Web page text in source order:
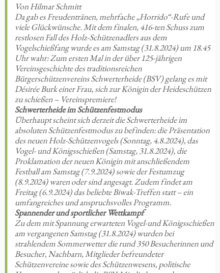
Von Hilmar Schmitt
Da gab es Freudentränen, mehrfache „Horrido“-Rufe und
viele Glückwünsche. Mit dem finalen, 416-ten Schuss zum
restlosen Fall des Holz-Schützenadlers aus dem
Vogelschießfang wurde es am Samstag (31.8.2024) um 18.45
Uhr wahr: Zum ersten Mal in der über 125-jährigen
Vereinsgeschichte des traditionsreichen
Bürgerschützenvereins Schwerterheide (BSV) gelang es mit
Désirée Burk einer Frau, sich zur Königin der Heideschützen
zu schießen – Vereinspremiere!
Schwerterheideim Schützenfestmodus
Überhaupt scheint sich derzeit die Schwerterheide im
absoluten Schützenfestmodus zu befinden: die Präsentation
des neuen Holz-Schützenvogels (Sonntag, 4.8.2024), das
Vogel- und Königsschießen (Samstag, 31.8.2024), die
Proklamation der neuen Königin mit anschließendem
Festball am Samstag (7.9.2024) sowie der Festumzug
(8.9.2024) waren oder sind angesagt. Zudem findet am
Freitag (6.9.2024) das beliebte Biwak-Treffen statt – ein
umfangreiches und anspruchsvolles Programm.
Spannender undsportlicher Wettkampf
Zu dem mit Spannung erwarteten Vogel-und Königsschießen
am vergangenen Samstag (31.8.2024) wurden bei
strahlendem Sommerwetter die rund 350 Besucherinnen und
Besucher, Nachbarn, Mitglieder befreundeter
Schützenvereine sowie des Schützenwesens, politische